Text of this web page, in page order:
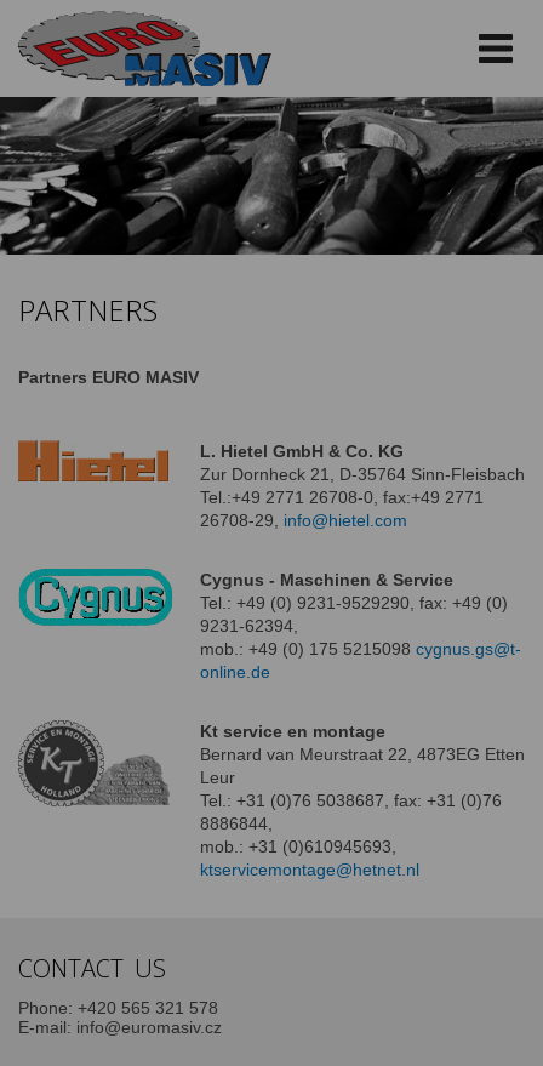
PARTNERS
Partners EURO MASIV
L. Hietel GmbH & Co. KG
Zur Dornheck 21, D-35764 Sinn-Fleisbach
Tel.:+49 2771 26708-0, fax:+49 2771
26708-29, info@hietel.com
Cygnus - Maschinen & Service
Tel.: +49 (0) 9231-9529290, fax: +49 (0)
9231-62394,
mob.: +49 (0) 175 5215098 cygnus.gs@t-
online.de
Kt service en montage
Bernard van Meurstraat 22, 4873EG Etten
Leur
Tel.: +31 (0)76 5038687, fax: +31 (0)76
8886844,
mob.: +31 (0)610945693,
ktservicemontage@hetnet.nl
CONTACT US
Phone: +420 565 321 578
E-mail: info@euromasiv.cz